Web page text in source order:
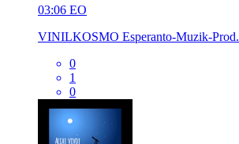
03:06 EO
VINILKOSMO Esperanto-Muzik-Prod.
0
1
0